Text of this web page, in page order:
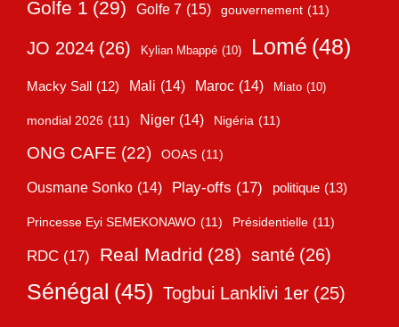
Golfe 1 (29) Golfe 7 (15) gouvernement (11)
JO 2024 (26) Kylian Mbappé (10) Lomé (48)
Macky Sall (12) Mali (14) Maroc (14) Miato (10)
mondial 2026 (11) Niger (14) Nigéria (11)
ONG CAFE (22) OOAS (11)
Ousmane Sonko (14) Play-offs (17) politique (13)
Princesse Eyi SEMEKONAWO (11) Présidentielle (11)
RDC (17) Real Madrid (28) santé (26)
Sénégal (45) Togbui Lanklivi 1er (25)